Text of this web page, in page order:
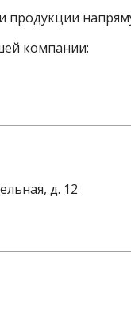
компании:
плат;
проекта и
познания в
д. 12